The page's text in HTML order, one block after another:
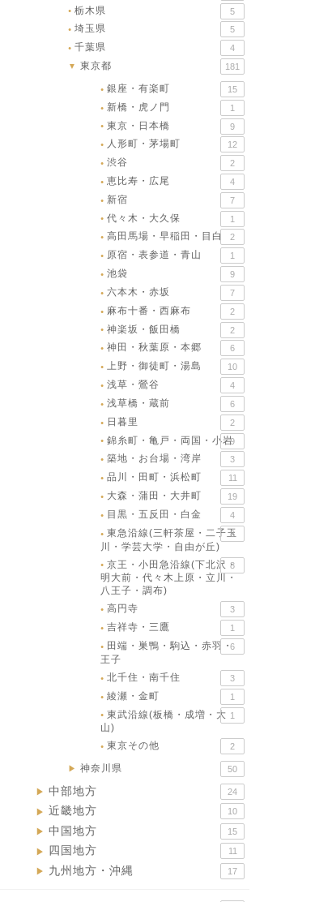
● 栃木県 5
● 埼玉県 5
● 千葉県 4
▼ 東京都 181
● 銀座・有楽町 15
● 新橋・虎ノ門 1
● 東京・日本橋 9
● 人形町・茅場町 12
● 渋谷 2
● 恵比寿・広尾 4
● 新宿 7
● 代々木・大久保 1
● 高田馬場・早稲田・目白 2
● 原宿・表参道・青山 1
● 池袋 9
● 六本木・赤坂 7
● 麻布十番・西麻布 2
● 神楽坂・飯田橋 2
● 神田・秋葉原・本郷 6
● 上野・御徒町・湯島 10
● 浅草・鶯谷 4
● 浅草橋・蔵前 6
● 日暮里 2
● 錦糸町・亀戸・両国・小岩9
● 築地・お台場・湾岸 3
● 品川・田町・浜松町 11
● 大森・蒲田・大井町 19
● 目黒・五反田・白金 4
● 東急沿線(三軒茶屋・二子玉
川・学芸大学・自由が丘)
8
● 京王・小田急沿線(下北沢・
明大前・代々木上原・立川・
八王子・調布)
8
● 高円寺 3
● 吉祥寺・三鷹 1
●
田端・巣鴨・駒込・赤羽・
王子
6
● 北千住・南千住 3
● 綾瀬・金町 1
● 東武沿線(板橋・成増・大
山)
1
● 東京その他 2
▶ 神奈川県 50
▶ 中部地方 24
▶ 近畿地方 10
▶ 中国地方 15
▶ 四国地方 11
▶ 九州地方・沖縄 17